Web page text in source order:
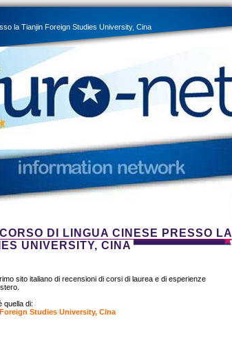
la Tianjin Foreign Studies University, Cina
DI LINGUA CINESE PRESSO LA
UNIVERSITY, CINA
sito italiano di recensioni di corsi di laurea e di esperienze
quella di:
Studies University, Cina